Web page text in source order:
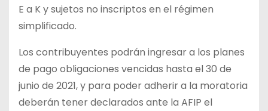
E a K y sujetos no inscriptos en el régimen
simplificado.
Los contribuyentes podrán ingresar a los planes
de pago obligaciones vencidas hasta el 30 de
junio de 2021, y para poder adherir a la moratoria
deberán tener declarados ante la AFIP el